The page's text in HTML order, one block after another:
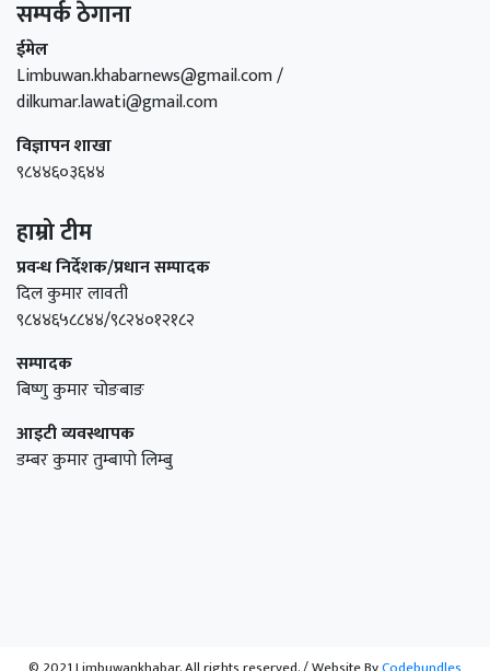
सम्पर्क ठेगाना
ईमेल
Limbuwan.khabarnews@gmail.com /
dilkumar.lawati@gmail.com
विज्ञापन शाखा
९८४४६०३६४४
हाम्रो टीम
प्रवन्ध निर्देशक/प्रधान सम्पादक
दिल कुमार लावती
९८४४६५८८४४/९८२४०१२१८२
सम्पादक
बिष्णु कुमार चोङबाङ
आइटी व्यवस्थापक
डम्बर कुमार तुम्बापाे लिम्बु